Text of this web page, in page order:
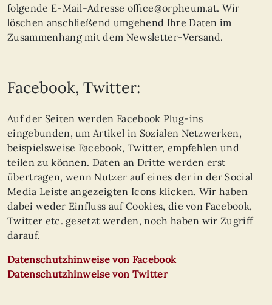
folgende E-Mail-Adresse office@orpheum.at. Wir
löschen anschließend umgehend Ihre Daten im
Zusammenhang mit dem Newsletter-Versand.
Facebook, Twitter:
Auf der Seiten werden Facebook Plug-ins
eingebunden, um Artikel in Sozialen Netzwerken,
beispielsweise Facebook, Twitter, empfehlen und
teilen zu können. Daten an Dritte werden erst
übertragen, wenn Nutzer auf eines der in der Social
Media Leiste angezeigten Icons klicken. Wir haben
dabei weder Einfluss auf Cookies, die von Facebook,
Twitter etc. gesetzt werden, noch haben wir Zugriff
darauf.
Datenschutzhinweise von Facebook
Datenschutzhinweise von Twitter